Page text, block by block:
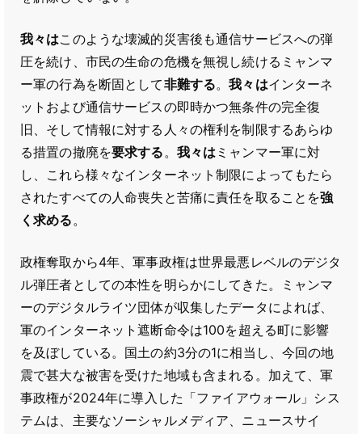
我々はこのような壊滅的災害後も通信サービスへの弾
圧を続け、市民の生命の危機を無視し続けるミャンマ
ー軍の行為を断固として非難する。我々はインターネ
ットおよび通信サービスの即時かつ無条件の完全復
旧、そして情報に対する人々の権利を制限するあらゆ
る措置の撤廃を要求する。 我々は ミャンマー軍に対
し、これら様々なインターネット制限によってもたら
されたすべての人命喪失と苦痛に責任を取ることを強
く求める。
政権奪取から4年、軍事政権は世界最悪レベルのデジタ
ル弾圧者としての本性を明らかにしてきた。ミャンマ
ーのデジタルライツ団体が収集したデータによれば、
軍のインターネット遮断命令は100を超える町に影響
を及ぼしている。国土の約3分の1に相当し、今回の地
震で甚大な被害を受けた地域も含まれる。加えて、軍
事政権が2024年に導入した「ファイアウォール」シス
テムは、主要なソーシャルメディア、ニュースサイ